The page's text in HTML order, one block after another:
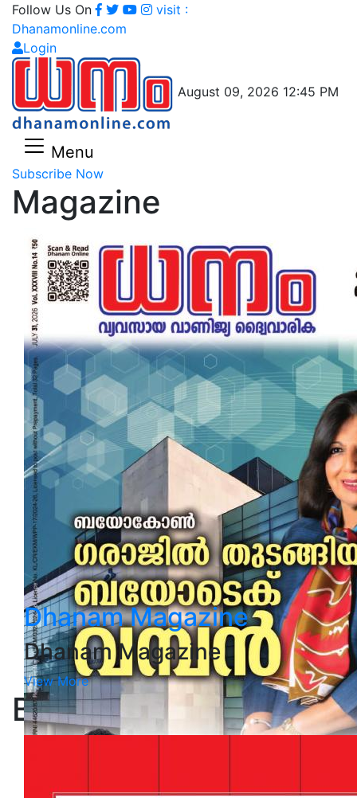
Follow Us On
visit :
Dhanamonline.com
Login
August 09, 2026 12:45 PM
Menu
Subscribe Now
Magazine
Dhanam Magazine
Dhanam Magazine
View More
Books